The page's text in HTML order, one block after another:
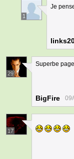
1
Je
29
Superbe
BigFire
17